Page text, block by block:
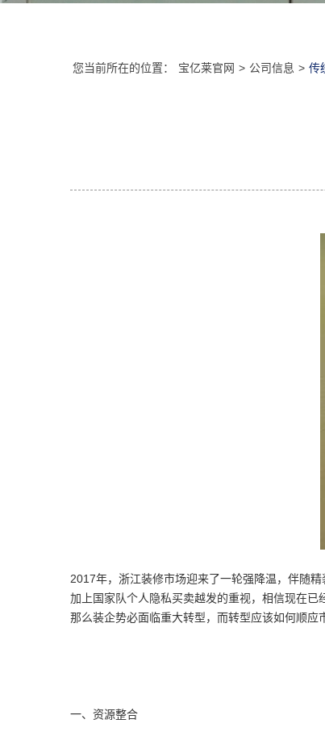
您当前所在的位置： 宝亿莱官网 > 公司信息 > 传
2017年，浙江装修市场迎来了一轮强降温，伴随
加上国家队个人隐私买卖越发的重视，相信现在已
那么装企势必面临重大转型，而转型应该如何顺应
一、资源整合